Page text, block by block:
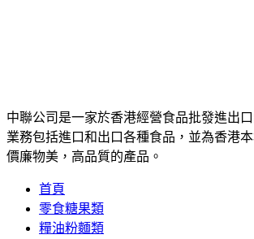
中聯公司是一家於香港經營食品批發進出
業務包括進口和出口各種食品，並為香港
價廉物美，高品質的產品。
首頁
零食糖果類
糧油粉麵類